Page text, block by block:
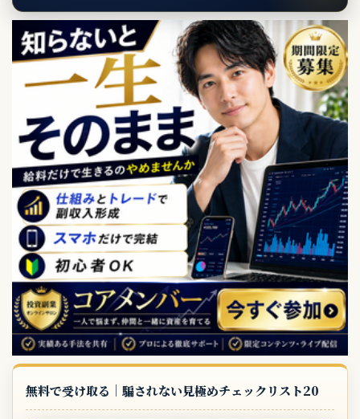
無料で受け取る｜騙されない見極めチェックリスト20